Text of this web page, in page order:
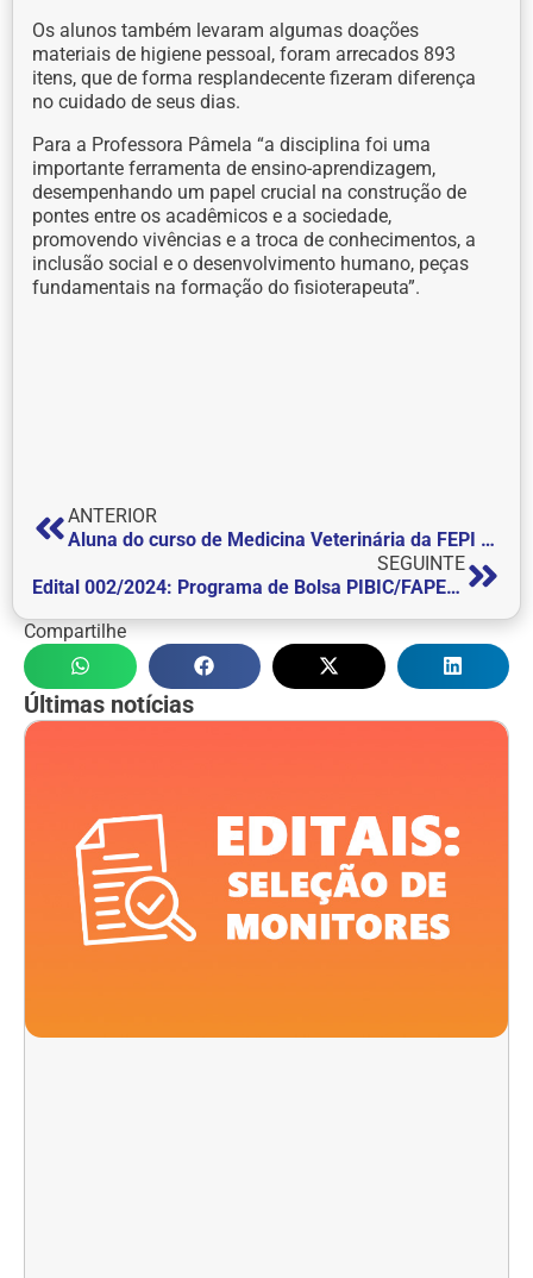
Os alunos também levaram algumas doações
materiais de higiene pessoal, foram arrecados 893
itens, que de forma resplandecente fizeram diferença
no cuidado de seus dias.
Para a Professora Pâmela “a disciplina foi uma
importante ferramenta de ensino-aprendizagem,
desempenhando um papel crucial na construção de
pontes entre os acadêmicos e a sociedade,
promovendo vivências e a troca de conhecimentos, a
inclusão social e o desenvolvimento humano, peças
fundamentais na formação do fisioterapeuta”.
ANTERIOR
Aluna do curso de Medicina Veterinária da FEPI participa de resgate dos animais no Rio Grande do Sul
SEGUINTE
Edital 002/2024: Programa de Bolsa PIBIC/FAPEMIG
Compartilhe
Últimas notícias